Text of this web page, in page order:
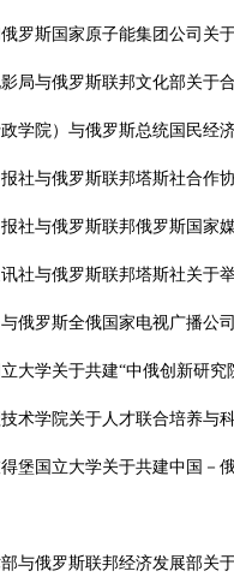
罗斯国家原子能集团公司关
局与俄罗斯联邦文化部关于
学院）与俄罗斯总统国民经
社与俄罗斯联邦塔斯社合作协
社与俄罗斯联邦俄罗斯国家
社与俄罗斯联邦塔斯社关于
俄罗斯全俄国家电视广播公
大学关于共建“中俄创新研究
术学院关于人才联合培养与
堡国立大学关于共建中国－
与俄罗斯联邦经济发展部关